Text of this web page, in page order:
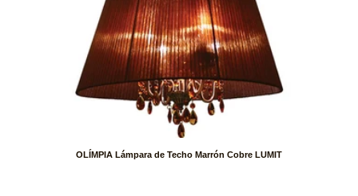
OLÍMPIA Lámpara de Techo Marrón Cobre LUMIT